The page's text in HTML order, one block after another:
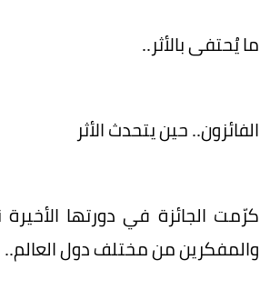
ما يُحتفى بالأثر..
الفائزون.. حين يتحدث الأثر
كرّمت الجائزة في دورتها
والمفكرين من مختلف دول العالم..